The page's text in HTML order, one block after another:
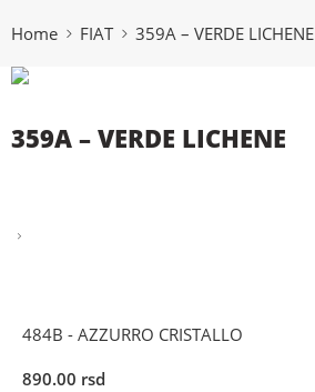
Home FIAT 359A – VERDE LICHENE
359A – VERDE LICHENE
484B - AZZURRO CRISTALLO
890.00 rsd